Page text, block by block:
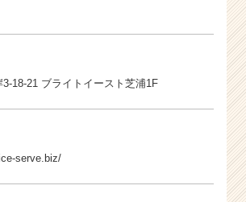
18-21 ブライトイースト芝浦1F
serve.biz/